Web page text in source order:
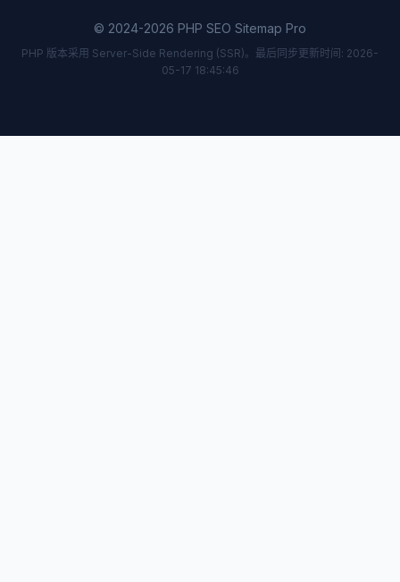
© 2024-2026 PHP SEO Sitemap Pro
PHP 版本采用 Server-Side Rendering (SSR)。最后同步更新时间: 2026-
05-17 18:45:46